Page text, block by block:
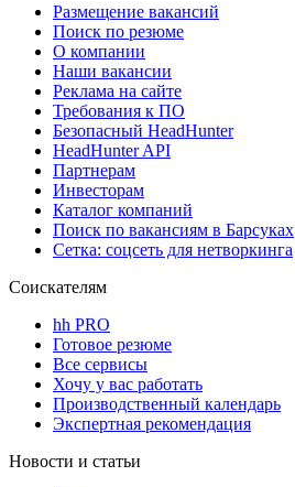
Размещение вакансий
Поиск по резюме
О компании
Наши вакансии
Реклама на сайте
Требования к ПО
Безопасный HeadHunter
HeadHunter API
Партнерам
Инвесторам
Каталог компаний
Поиск по вакансиям в Барсуках
Сетка: соцсеть для нетворкинга
Соискателям
hh PRO
Готовое резюме
Все сервисы
Хочу у вас работать
Производственный календарь
Экспертная рекомендация
Новости и статьи